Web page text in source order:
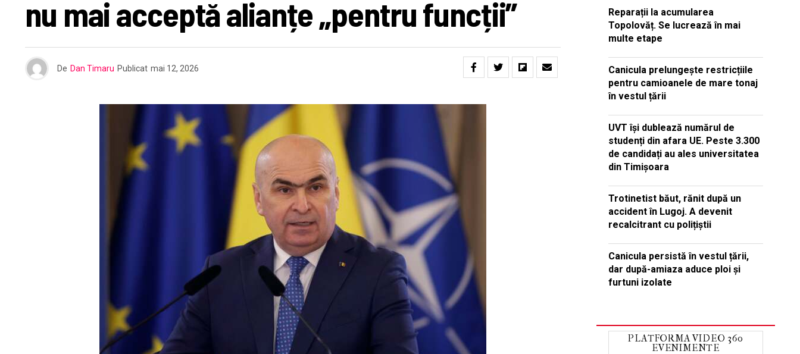
nu mai acceptă alianțe „pentru funcții”
De Dan Timaru Publicat mai 12, 2026
Reparații la acumularea
Topolovăț. Se lucrează în mai
multe etape
Canicula prelungește restricțiile
pentru camioanele de mare tonaj
în vestul țării
UVT își dublează numărul de
studenți din afara UE. Peste 3.300
de candidați au ales universitatea
din Timișoara
Trotinetist băut, rănit după un
accident în Lugoj. A devenit
recalcitrant cu polițiștii
Canicula persistă în vestul țării,
dar după-amiaza aduce ploi și
furtuni izolate
PLATFORMA VIDEO 360
EVENIMENTE